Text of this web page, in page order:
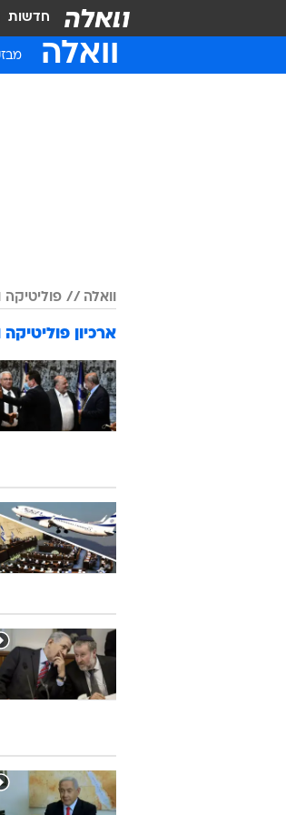
חדשות
וואלה
וואלה
ארכיון פוליטיקה